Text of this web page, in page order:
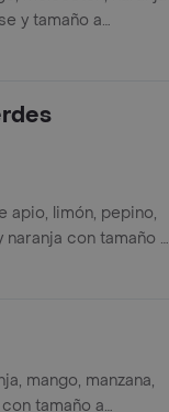
y tamaño a
apio, limón, pepino,
naranja con tamaño a
mango, manzana,
tamaño a